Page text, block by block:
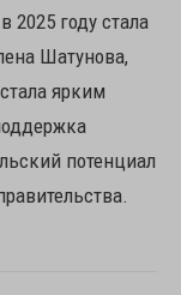
году стала
Шатунова,
ярким
потенциал